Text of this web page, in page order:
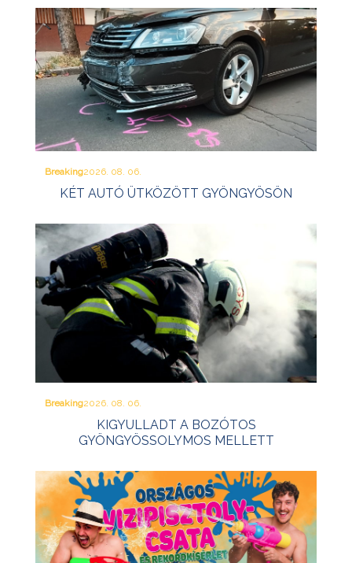
Breaking2026. 08. 06.
KÉT AUTÓ ÜTKÖZÖTT GYÖNGYÖSÖN
Breaking2026. 08. 06.
KIGYULLADT A BOZÓTOS
GYÖNGYÖSSOLYMOS MELLETT